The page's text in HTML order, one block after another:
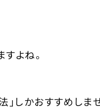
よね。
しかおすすめしま